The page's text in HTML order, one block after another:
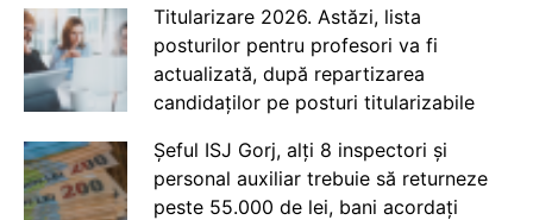
Titularizare 2026. Astăzi, lista
posturilor pentru profesori va fi
actualizată, după repartizarea
candidaților pe posturi titularizabile
Șeful ISJ Gorj, alți 8 inspectori și
personal auxiliar trebuie să returneze
peste 55.000 de lei, bani acordați